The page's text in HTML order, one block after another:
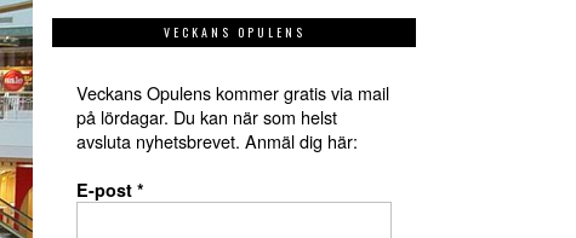
VECKANS OPULENS
Veckans Opulens kommer gratis via mail
på lördagar. Du kan när som helst
avsluta nyhetsbrevet. Anmäl dig här:
E-post *